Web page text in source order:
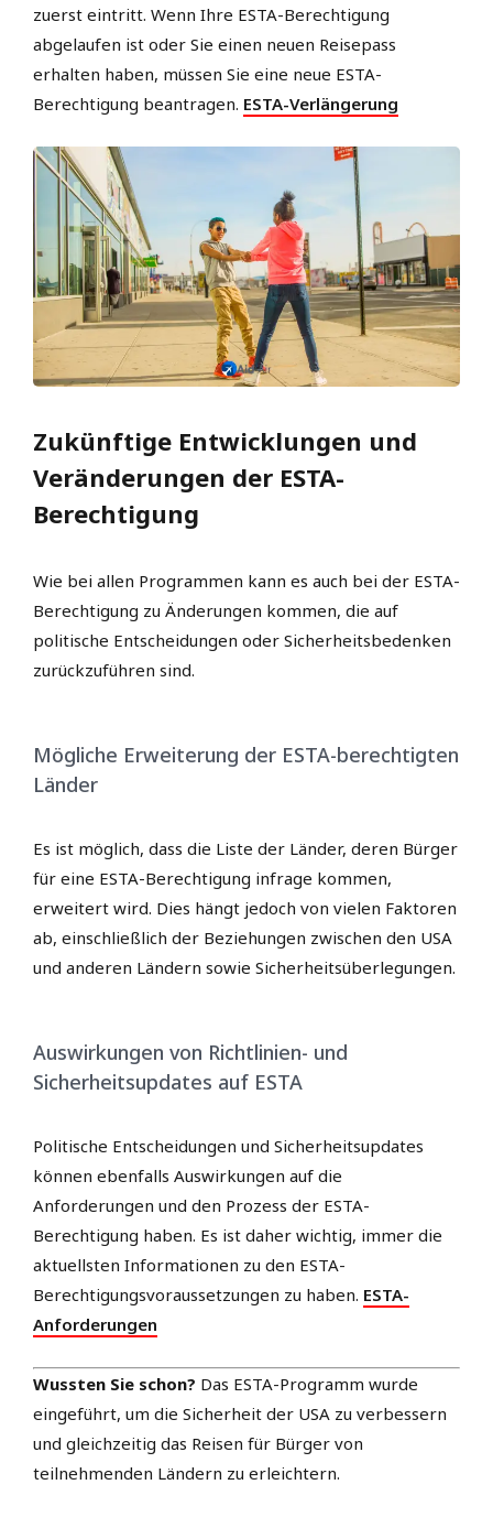
zuerst eintritt. Wenn Ihre ESTA-Berechtigung
abgelaufen ist oder Sie einen neuen Reisepass
erhalten haben, müssen Sie eine neue ESTA-
Berechtigung beantragen. ESTA-Verlängerung
Zukünftige Entwicklungen und
Veränderungen der ESTA-
Berechtigung
Wie bei allen Programmen kann es auch bei der ESTA-
Berechtigung zu Änderungen kommen, die auf
politische Entscheidungen oder Sicherheitsbedenken
zurückzuführen sind.
Mögliche Erweiterung der ESTA-berechtigten
Länder
Es ist möglich, dass die Liste der Länder, deren Bürger
für eine ESTA-Berechtigung infrage kommen,
erweitert wird. Dies hängt jedoch von vielen Faktoren
ab, einschließlich der Beziehungen zwischen den USA
und anderen Ländern sowie Sicherheitsüberlegungen.
Auswirkungen von Richtlinien- und
Sicherheitsupdates auf ESTA
Politische Entscheidungen und Sicherheitsupdates
können ebenfalls Auswirkungen auf die
Anforderungen und den Prozess der ESTA-
Berechtigung haben. Es ist daher wichtig, immer die
aktuellsten Informationen zu den ESTA-
Berechtigungsvoraussetzungen zu haben. ESTA-
Anforderungen
Wussten Sie schon? Das ESTA-Programm wurde
eingeführt, um die Sicherheit der USA zu verbessern
und gleichzeitig das Reisen für Bürger von
teilnehmenden Ländern zu erleichtern.